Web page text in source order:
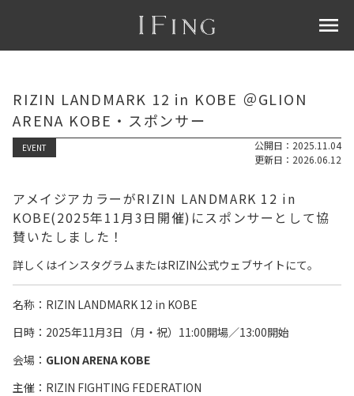
menu
RIZIN LANDMARK 12 in KOBE ＠GLION
ARENA KOBE・スポンサー
EVENT
公開日：2025.11.04
更新日：2026.06.12
アメイジアカラーがRIZIN LANDMARK 12 in
KOBE(2025年11月3日開催)にスポンサーとして協
賛いたしました！
詳しくはインスタグラムまたはRIZIN公式ウェブサイト にて。
名称：RIZIN LANDMARK 12 in KOBE
日時： 2025年11月3日（月・祝）11:00開場／13:00開始
会場： GLION ARENA KOBE
主催： RIZIN FIGHTING FEDERATION